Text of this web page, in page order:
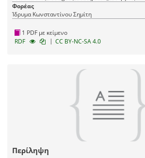
Φορέας
Ίδρυμα Κωνσταντίνου Σημίτη
1 PDF με κείμενο
RDF
| CC BY-NC-SA 4.0
Περίληψη